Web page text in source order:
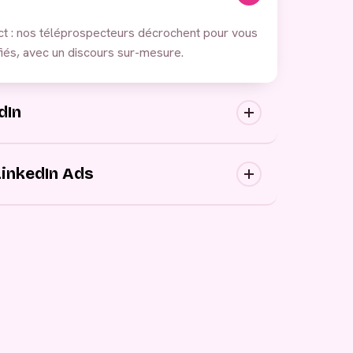
: nos téléprospecteurs décrochent pour vous
avec un discours sur-mesure.
canaux, avec des messages personnalisés.
Ads